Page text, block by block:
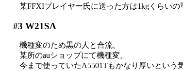
某FFXIプレイヤー氏に送った方は1kgくらいの
#3 W21SA
機種変のため黒の人と合流。
某所のauショップにて機種変。
今まで使っていたA5501Tもかなり厚いという